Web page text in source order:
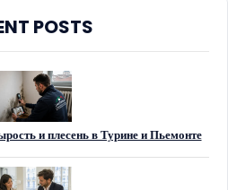
POSTS
и плесень в Турине и Пьемонте